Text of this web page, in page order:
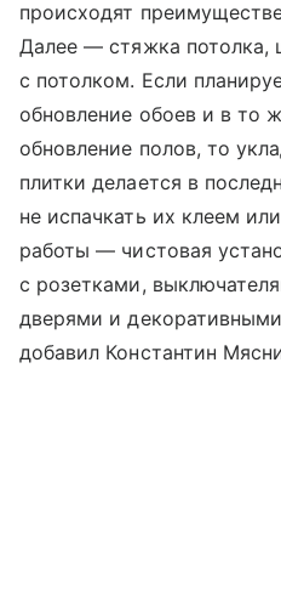
происходят
Далее — стяжка потолка,
с потолком. Если
обновление обоев и в то
обновление полов, то
плитки делается в
не испачкать их клеем
работы — чистовая
с розетками,
дверями и
добавил Константин